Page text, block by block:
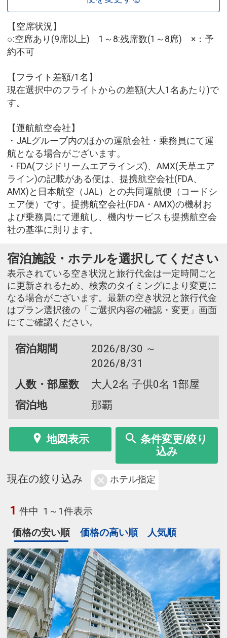
【空席状況】
○:空席あり(9席以上) 1～8:残席数(1～8席) ×：予
約不可
【フライト差額/1名】
現在選択中のフライトからの差額(大人1名あたり)で
す。
【運航航空会社】
・JALグループ内のほかの運航会社・乗務員にて運
航となる場合がございます。
・FDA(フジドリームエアラインズ)、AMX(天草エア
ライン)の記載がある便は、提携航空会社(FDA、
AMX)と日本航空（JAL）との共同運航便（コードシ
ェア便）です。提携航空会社(FDA・AMX)の機材お
よび乗務員にて運航し、機内サービスも提携航空会
社の基準に則ります。
宿泊施設・ホテルを選択してください
表示されている空き状況と旅行代金は一定時間ごと
に更新されるため、検索のタイミングにより変更に
なる場合がございます。最新の空き状況と旅行代金
はプラン選択後の「ご選択内容の確認・変更」画面
にてご確認ください。
宿泊期間
2026/8/30 ～
2026/8/31
人数・部屋数
大人2名 子供0名 1部屋
宿泊地
那覇
地図表示
条件変更/絞り
込み
現在の絞り込み ホテル指定
1 件中 1～1件表示
価格の安い順
価格の高い順 人気順